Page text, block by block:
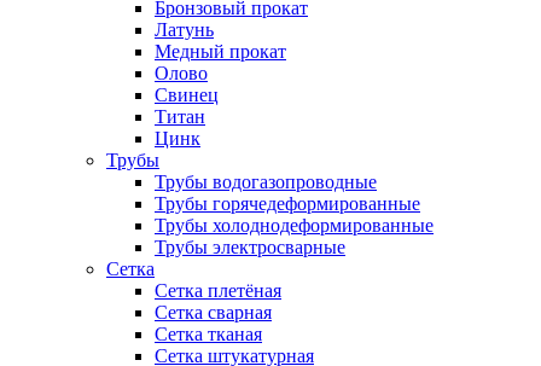
Бронзовый прокат
Латунь
Медный прокат
Олово
Свинец
Титан
Цинк
Трубы
Трубы водогазопроводные
Трубы горячедеформированные
Трубы холоднодеформированные
Трубы электросварные
Сетка
Сетка плетёная
Сетка сварная
Сетка тканая
Сетка штукатурная